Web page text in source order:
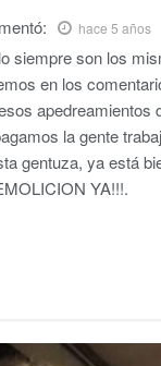
hace 5 años
siempre son los
en los
apedreamientos
la gente
gentuza, ya está
YA!!!.